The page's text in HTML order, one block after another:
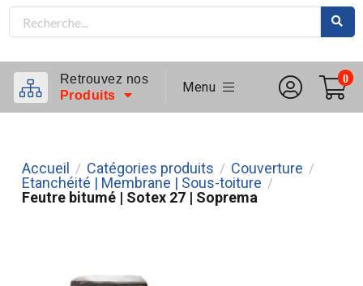
Retrouvez nos
Produits
Menu
0
Accueil / Catégories produits / Couverture /
Etanchéité | Membrane | Sous-toiture /
Feutre bitumé | Sotex 27 | Soprema